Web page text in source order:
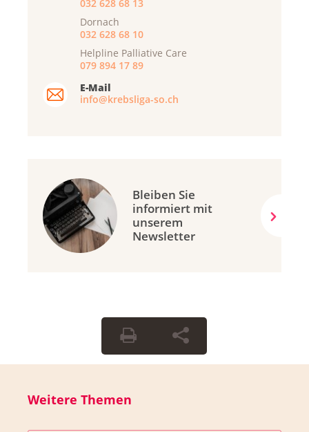
032 628 68 13
Dornach
032 628 68 10
Helpline Palliative Care
079 894 17 89
E-Mail
info@krebsliga-so.ch
Bleiben Sie
informiert mit
unserem
Newsletter
Weitere Themen